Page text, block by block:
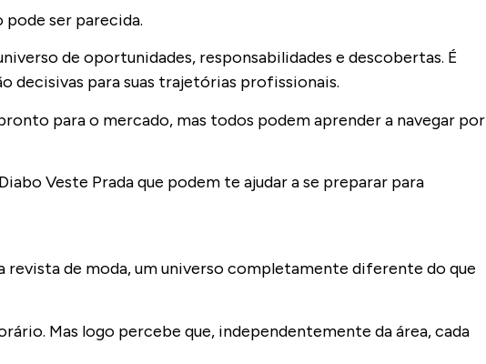
pode ser parecida.
de oportunidades, responsabilidades e descobertas. É
decisivas para suas trajetórias profissionais.
para o mercado, mas todos podem aprender a navegar por
Veste Prada que podem te ajudar a se preparar para
de moda, um universo completamente diferente do que
Mas logo percebe que, independentemente da área, cada